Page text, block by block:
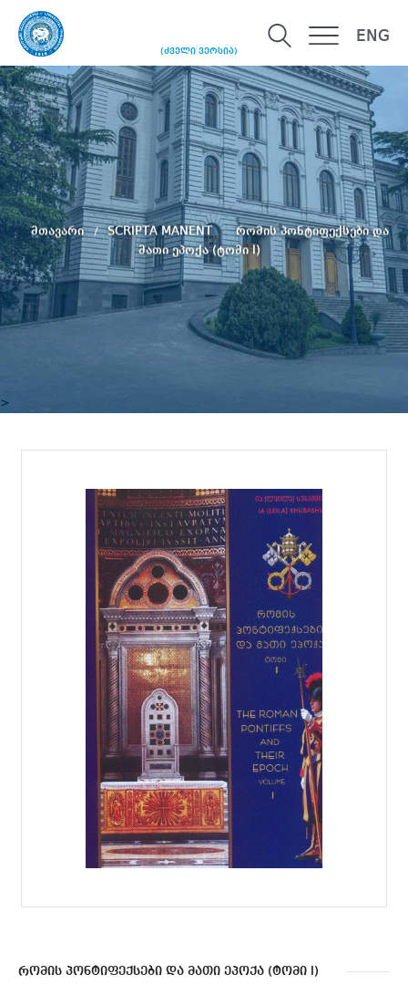
(ძველი ვერსია)
ENG
>
მთავარი SCRIPTA MANENT
რომის პონტიფექსები და
მათი ეპოქა (ტომი I)
რომის პონტიფექსები და მათი ეპოქა (ტომი I)